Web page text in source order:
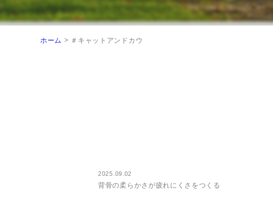
ホーム > ＃キャットアンドカウ
2025.09.02
背骨の柔らかさが疲れにくさをつくる